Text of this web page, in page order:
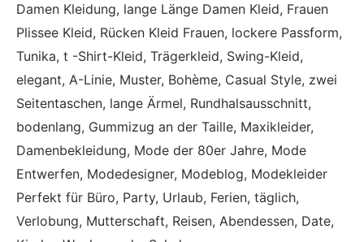
Damen Kleidung, lange Länge Damen Kleid, Frauen
Plissee Kleid, Rücken Kleid Frauen, lockere Passform,
Tunika, t -Shirt-Kleid, Trägerkleid, Swing-Kleid,
elegant, A-Linie, Muster, Bohème, Casual Style, zwei
Seitentaschen, lange Ärmel, Rundhalsausschnitt,
bodenlang, Gummizug an der Taille, Maxikleider,
Damenbekleidung, Mode der 80er Jahre, Mode
Entwerfen, Modedesigner, Modeblog, Modekleider
Perfekt für Büro, Party, Urlaub, Ferien, täglich,
Verlobung, Mutterschaft, Reisen, Abendessen, Date,